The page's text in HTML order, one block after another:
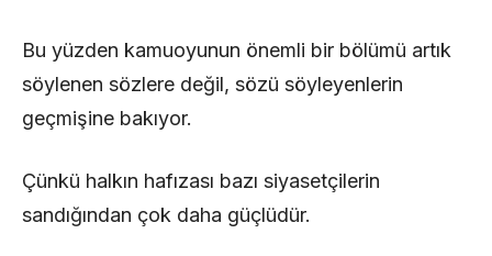
Bu yüzden kamuoyunun önemli bir bölümü artık
söylenen sözlere değil, sözü söyleyenlerin
geçmişine bakıyor.
Çünkü halkın hafızası bazı siyasetçilerin
sandığından çok daha güçlüdür.